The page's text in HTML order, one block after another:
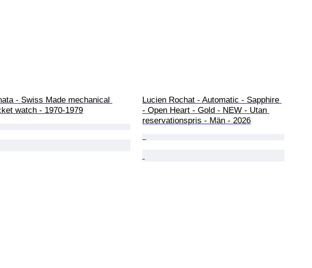
- Swiss Made mechanical
watch - 1970-1979
Lucien Rochat - Automatic - Sapphire
- Open Heart - Gold - NEW - Utan
reservationspris - Män - 2026